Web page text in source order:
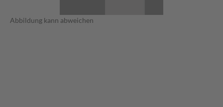
Abbildung kann abweichen